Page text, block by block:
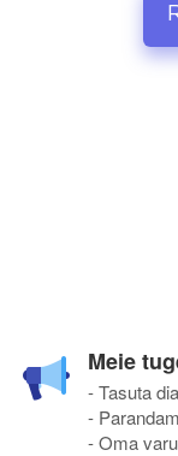
Meie
- Tasuta
-
- Oma